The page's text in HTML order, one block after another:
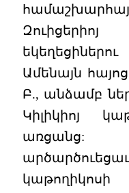
Ամենայն
Բ., անձամբ
Կիլիկիոյ
առցանց: